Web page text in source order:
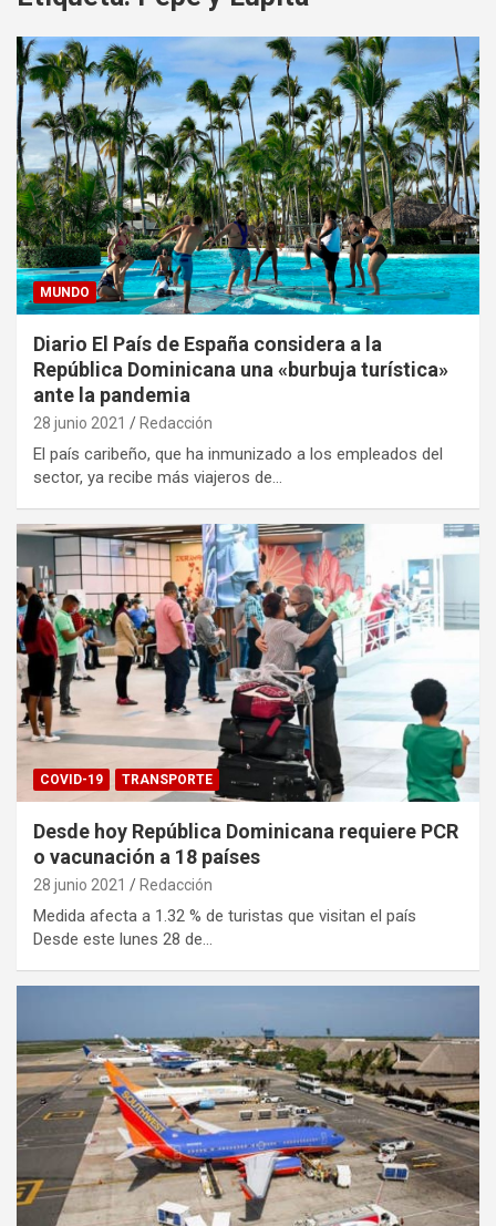
MUNDO
Diario El País de España considera a la
República Dominicana una «burbuja turística»
ante la pandemia
28 junio 2021 Redacción
El país caribeño, que ha inmunizado a los empleados del
sector, ya recibe más viajeros de…
COVID-19 TRANSPORTE
Desde hoy República Dominicana requiere PCR
o vacunación a 18 países
28 junio 2021 Redacción
Medida afecta a 1.32 % de turistas que visitan el país
Desde este lunes 28 de…